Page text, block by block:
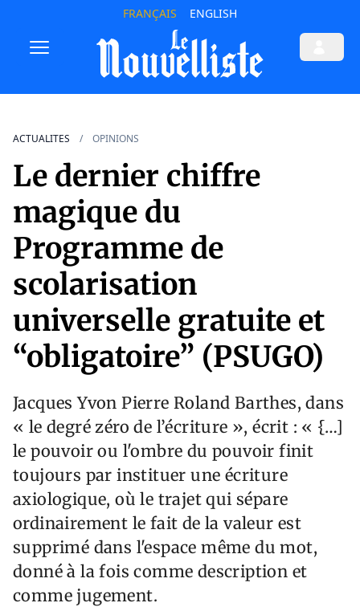
FRANÇAIS ENGLISH
ACTUALITES OPINIONS
Le dernier chiffre
magique du
Programme de
scolarisation
universelle gratuite et
“obligatoire” (PSUGO)
Jacques Yvon Pierre Roland Barthes, dans
« le degré zéro de l’écriture », écrit : « {…]
le pouvoir ou l'ombre du pouvoir finit
toujours par instituer une écriture
axiologique, où le trajet qui sépare
ordinairement le fait de la valeur est
supprimé dans l'espace même du mot,
donné à la fois comme description et
comme jugement.